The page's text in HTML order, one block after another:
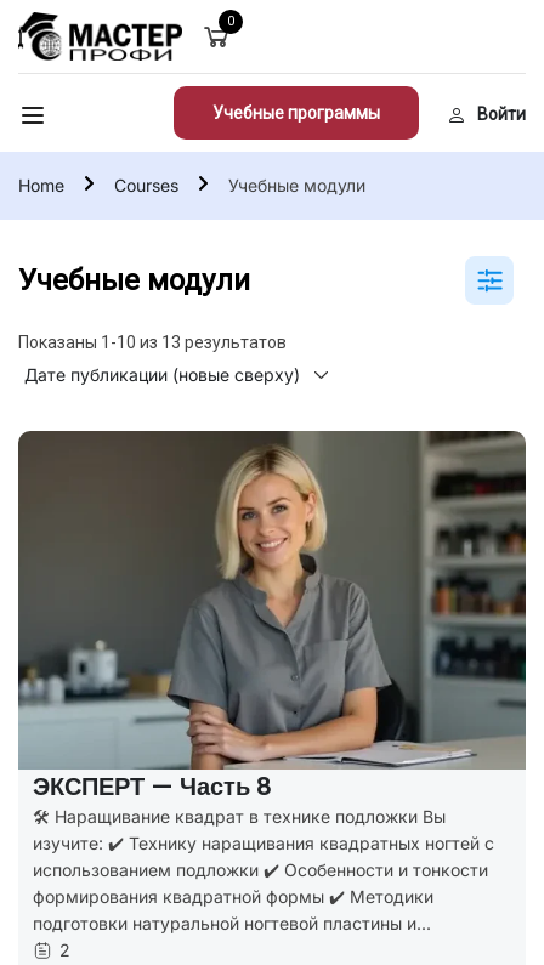
0
Учебные программы Войти
Home Courses Учебные модули
Учебные модули
Показаны 1-10 из 13 результатов
ЭКСПЕРТ — Часть 8
🛠️ Наращивание квадрат в технике подложки Вы
изучите: ✔️ Технику наращивания квадратных ногтей с
использованием подложки ✔️ Особенности и тонкости
формирования квадратной формы ✔️ Методики
подготовки натуральной ногтевой пластины и...
2